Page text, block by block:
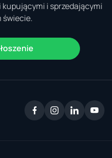
i sprzedającymi
świecie.